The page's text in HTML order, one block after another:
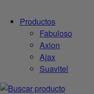
Productos
Fabuloso
Axion
Ajax
Suavitel